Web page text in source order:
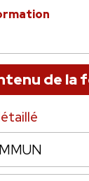
de la